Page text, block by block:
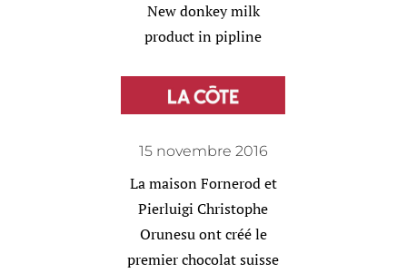
New donkey milk
product in pipline
15 novembre 2016
La maison Fornerod et
Pierluigi Christophe
Orunesu ont créé le
premier chocolat suisse